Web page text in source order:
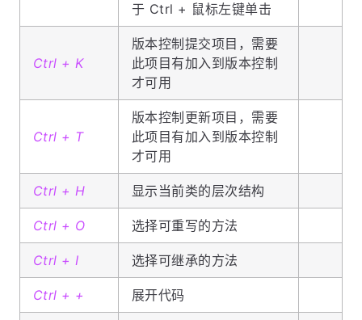
于 Ctrl + 鼠标左键单击
Ctrl + K
版本控制提交项目，需要
此项目有加入到版本控制
才可用
Ctrl + T
版本控制更新项目，需要
此项目有加入到版本控制
才可用
Ctrl + H 显示当前类的层次结构
Ctrl + O 选择可重写的方法
Ctrl + I 选择可继承的方法
Ctrl + + 展开代码